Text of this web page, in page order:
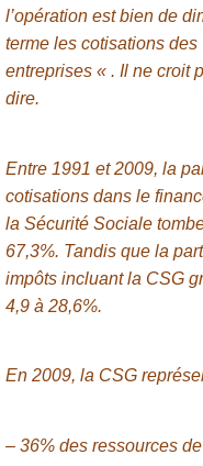
l’opération est bien de
terme les cotisations des
entreprises « . Il ne croit
dire.
Entre 1991 et 2009, la
cotisations dans le
la Sécurité Sociale
67,3%. Tandis que la
impôts incluant la CSG
4,9 à 28,6%.
En 2009, la CSG
– 36% des ressources